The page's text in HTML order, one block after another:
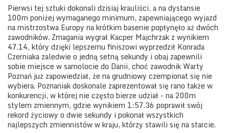
Pierwsi tej sztuki dokonali dzisiaj krauliści, a na dystansie
100m poniżej wymaganego minimum, zapewniającego wyjazd
na mistrzostwa Europy na krótkim basenie popłynęło aż dwóch
zawodników. Zmagania wygrał Kacper Majchrzak z wynikiem
47.14, który dzięki lepszemu finiszowi wyprzedził Konrada
Czerniaka zaledwie o jedną setną sekundy i obaj zapewnili
sobie miejsce w samolocie do Danii, choć zawodnik Warty
Poznań już zapowiedział, że na grudniowy czempionat się nie
wybiera. Poznaniak doskonale zaprezentował się rano także w
konkurencji, w której nie często bierze udział - na 200m
stylem zmiennym, gdzie wynikiem 1:57.36 poprawił swój
rekord życiowy o dwie sekundy i pokonał wszystkich
najlepszych zmiennistów w kraju, którzy stawili się na starcie.